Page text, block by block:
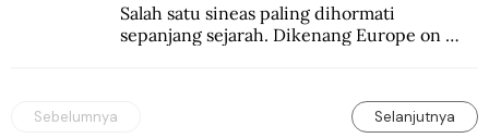
Salah satu sineas paling dihormati
sepanjang sejarah. Dikenang Europe on
Sebelumnya Selanjutnya